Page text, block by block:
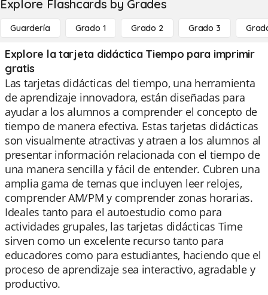
Explore Flashcards by Grades
Guardería Grado 1 Grado 2 Grado 3
Explore la tarjeta didáctica Tiempo para imprimir
gratis
Las tarjetas didácticas del tiempo, una herramienta
de aprendizaje innovadora, están diseñadas para
ayudar a los alumnos a comprender el concepto de
tiempo de manera efectiva. Estas tarjetas didácticas
son visualmente atractivas y atraen a los alumnos al
presentar información relacionada con el tiempo de
una manera sencilla y fácil de entender. Cubren una
amplia gama de temas que incluyen leer relojes,
comprender AM/PM y comprender zonas horarias.
Ideales tanto para el autoestudio como para
actividades grupales, las tarjetas didácticas Time
sirven como un excelente recurso tanto para
educadores como para estudiantes, haciendo que el
proceso de aprendizaje sea interactivo, agradable y
productivo.